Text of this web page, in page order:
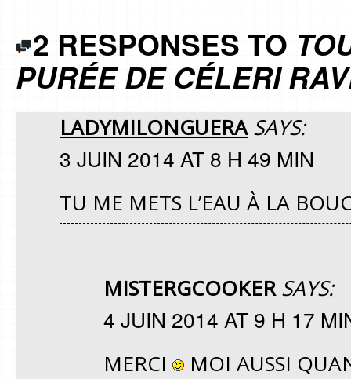
2 RESPONSES TO
PURÉE DE CÉLERI
LADYMILONGUERA SAYS:
3 JUIN 2014 AT 8 H 49 MIN
TU ME METS L’EAU À LA
MISTERGCOOKER SAYS:
4 JUIN 2014 AT 9 H 17
MERCI
MOI AUSSI